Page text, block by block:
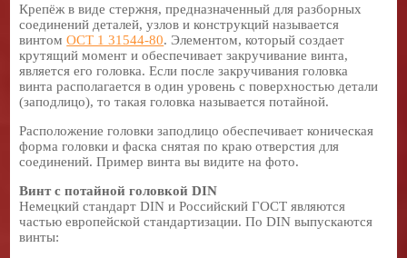
Крепёж в виде стержня, предназначенный для разборных
соединений деталей, узлов и конструкций называется
винтомОСТ 1 31544-80. Элементом, который создает
крутящий момент и обеспечивает закручивание винта,
является его головка. Если после закручивания головка
винта располагается в один уровень с поверхностью детали
(заподлицо), то такая головка называется потайной.
Расположение головки заподлицо обеспечивает коническая
форма головки и фаска снятая по краю отверстия для
соединений. Пример винта вы видите на фото.
Винт с потайной головкой DIN
Немецкий стандарт DIN и Российский ГОСТ являются
частью европейской стандартизации. По DIN выпускаются
винты: